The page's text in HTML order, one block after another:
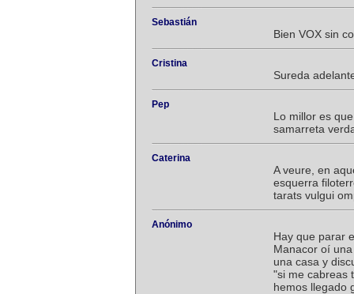
Sebastián
Bien VOX sin
Cristina
Sureda
Pep
Lo millor es
samarreta
Caterina
A veure, en
esquerra
tarats vulgui
Anónimo
Hay que parar
Manacor oí
una casa y
"si me cabreas
hemos llegado